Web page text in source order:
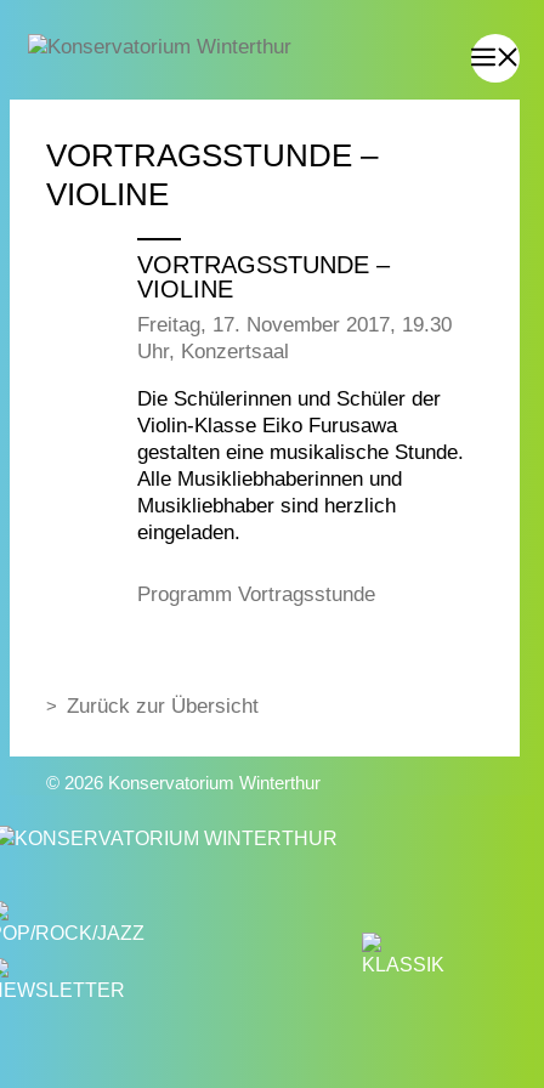
VORTRAGSSTUNDE –
VIOLINE
VORTRAGSSTUNDE –
VIOLINE
Freitag, 17. November 2017, 19.30
Uhr, Konzertsaal
Die Schülerinnen und Schüler der
Violin-Klasse Eiko Furusawa
gestalten eine musikalische Stunde.
Alle Musikliebhaberinnen und
Musikliebhaber sind herzlich
eingeladen.
Programm Vortragsstunde
Zurück zur Übersicht
© 2026 Konservatorium Winterthur